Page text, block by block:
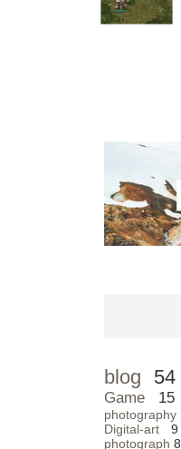
blog 54
Game
15
photography
Digital-art
9
photograph 8